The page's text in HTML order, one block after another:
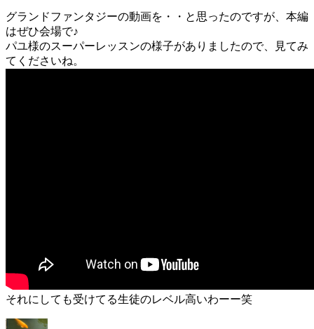
グランドファンタジーの動画を・・と思ったのですが、本編
はぜひ会場で♪
パユ様のスーパーレッスンの様子がありましたので、見てみ
てくださいね。
それにしても受けてる生徒のレベル高いわーー笑